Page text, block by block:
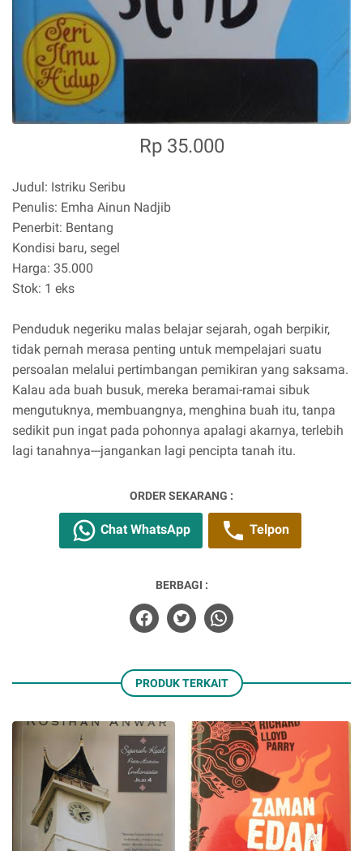
Rp 35.000
Judul: Istriku Seribu
Penulis: Emha Ainun Nadjib
Penerbit: Bentang
Kondisi baru, segel
Harga: 35.000
Stok: 1 eks
Penduduk negeriku malas belajar sejarah, ogah berpikir,
tidak pernah merasa penting untuk mempelajari suatu
persoalan melalui pertimbangan pemikiran yang saksama.
Kalau ada buah busuk, mereka beramai-ramai sibuk
mengutuknya, membuangnya, menghina buah itu, tanpa
sedikit pun ingat pada pohonnya apalagi akarnya, terlebih
lagi tanahnya---jangankan lagi pencipta tanah itu.
ORDER SEKARANG :
Chat WhatsApp Telpon
BERBAGI :
PRODUK TERKAIT